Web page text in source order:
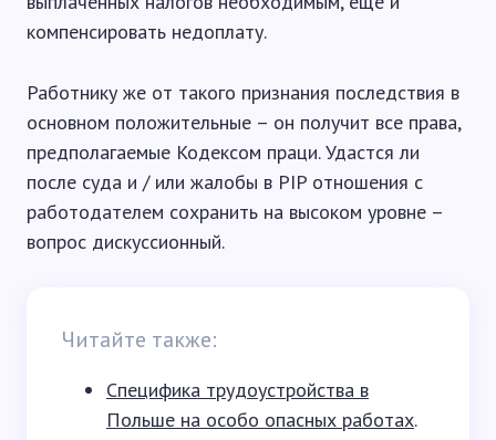
компенсировать недоплату.
Работнику же от такого признания последствия в
основном положительные – он получит все права,
предполагаемые Кодексом праци. Удастся ли
после суда и / или жалобы в PIP отношения с
работодателем сохранить на высоком уровне –
вопрос дискуссионный.
Читайте также:
Специфика трудоустройства в
Польше на особо опасных работах.